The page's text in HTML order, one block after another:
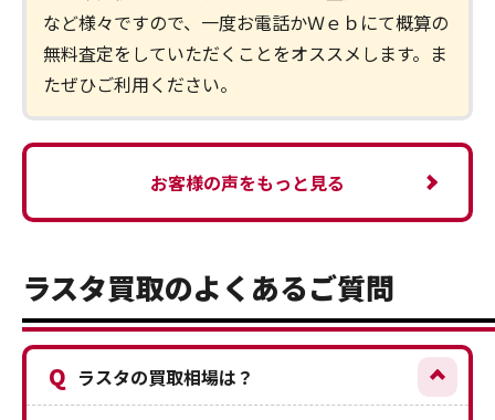
など様々ですので、一度お電話かＷｅｂにて概算の
無料査定をしていただくことをオススメします。ま
たぜひご利用ください。
お客様の声をもっと見る
ラスタ買取のよくあるご質問
Q ラスタの買取相場は？